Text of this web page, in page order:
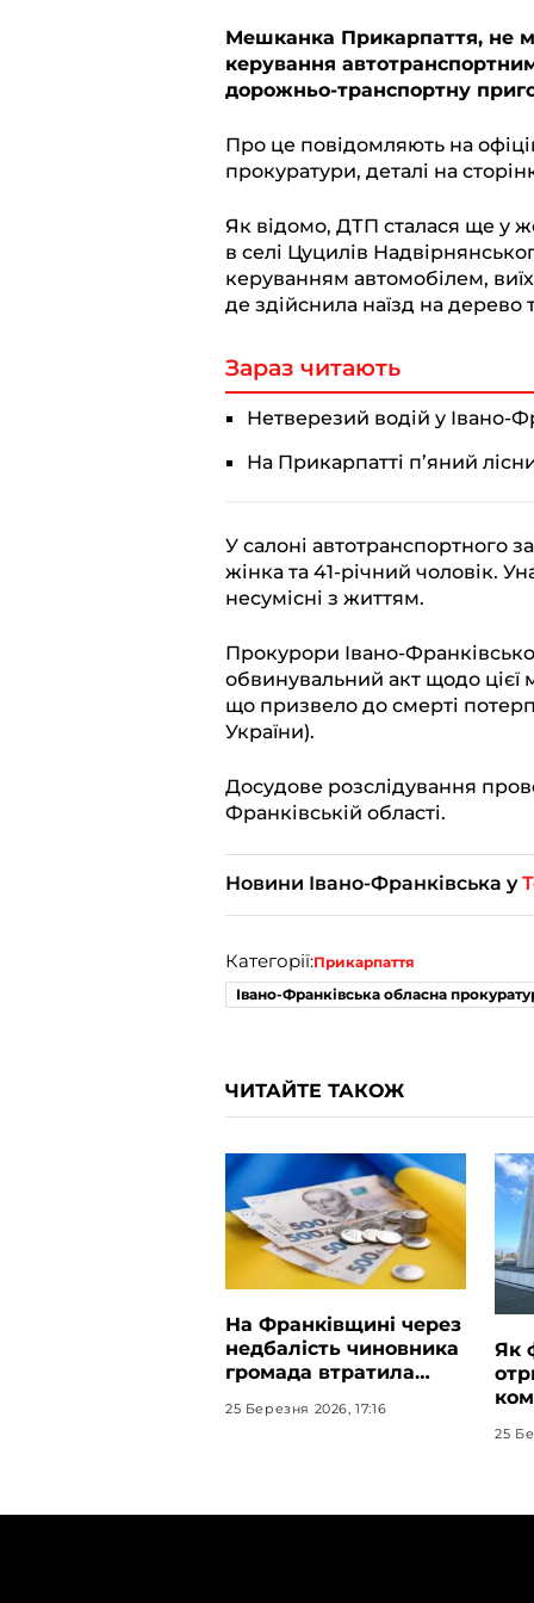
l
e
g
r
a
c
e
b
o
o
a
t
s
A
p
b
e
r
p
y
L
i
n
Мешканка Прикарпаття, не
керування
дорожньо-транспортну
Про це повідомляють на
прокуратури, деталі на
Як відомо, ДТП сталася ще у
в селі Цуцилів
керуванням автомобілем,
де здійснила наїзд на дерево
Зараз читають
Нетверезий водій у Івано-
На Прикарпатті п’яний
У салоні автотранспортного
жінка та 41-річний чоловік.
несумісні з життям.
Прокурори Івано-
обвинувальний акт щодо
що призвело до смерті
України).
Досудове розслідування
Франківській області.
Новини Івано-Франківська у
Категорії:Прикарпаття
Івано-Франківська обласна
ЧИТАЙТЕ ТАКОЖ
На Франківщині через
недбалість чиновника
громада втратила
25 Березня 2026, 17:16
Як
25